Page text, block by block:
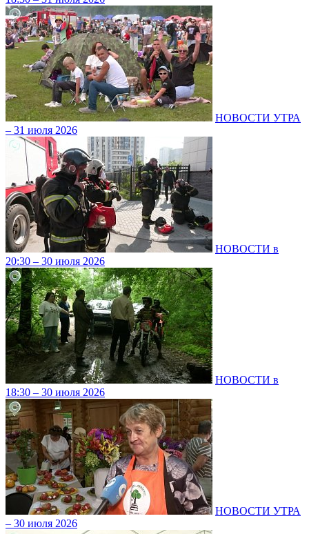
НОВОСТИ УТРА
– 31 июля 2026
НОВОСТИ в
20:30 – 30 июля 2026
НОВОСТИ в
18:30 – 30 июля 2026
НОВОСТИ УТРА
– 30 июля 2026